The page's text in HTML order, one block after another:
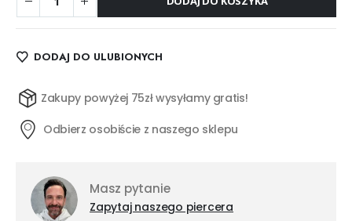
DODAJ DO ULUBIONYCH
Zakupy powyżej 75zł wysyłamy gratis!
Odbierz osobiście z naszego sklepu
Masz pytanie
Zapytaj naszego piercera